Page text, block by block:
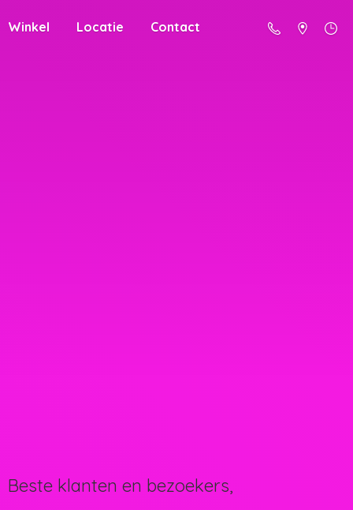
Winkel Locatie Contact
Beste klanten en bezoekers,